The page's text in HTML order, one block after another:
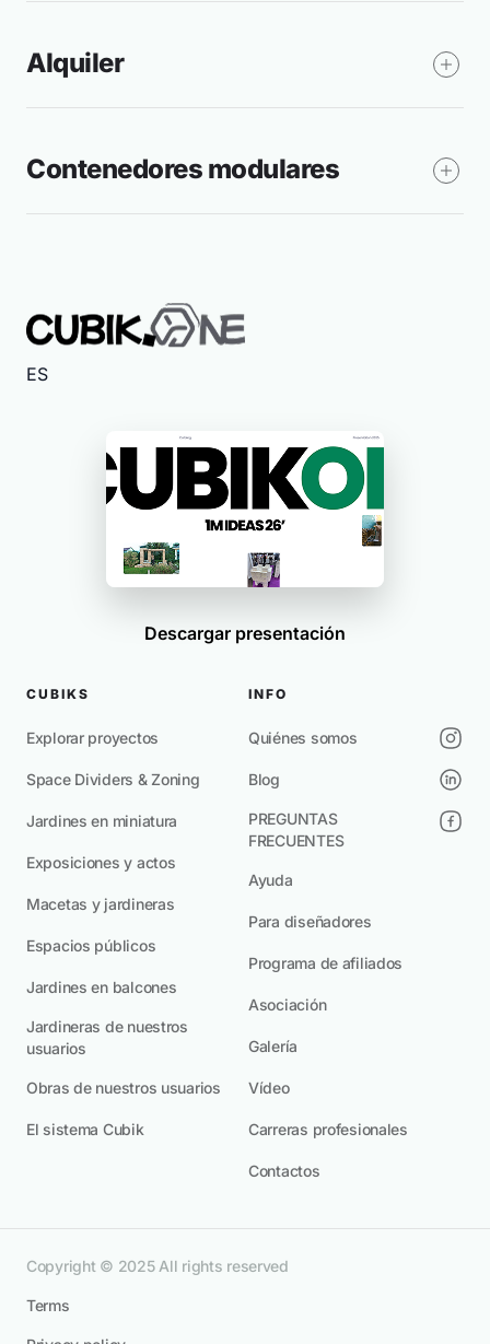
Alquiler
Contenedores modulares
ES
Descargar presentación
CUBIKS
Explorar proyectos
Space Dividers & Zoning
Jardines en miniatura
Exposiciones y actos
Macetas y jardineras
Espacios públicos
Jardines en balcones
Jardineras de nuestros
usuarios
Obras de nuestros usuarios
El sistema Cubik
INFO
Quiénes somos
Blog
PREGUNTAS
FRECUENTES
Ayuda
Para diseñadores
Programa de afiliados
Asociación
Galería
Vídeo
Carreras profesionales
Contactos
Copyright © 2025 All rights reserved
Terms